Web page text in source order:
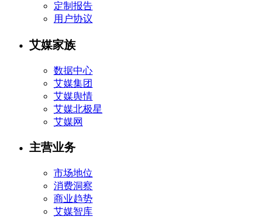
定制报告
用户协议
艾媒家族
数据中心
艾媒集团
艾媒舆情
艾媒北极星
艾媒网
主营业务
市场地位
消费洞察
商业趋势
艾媒智库